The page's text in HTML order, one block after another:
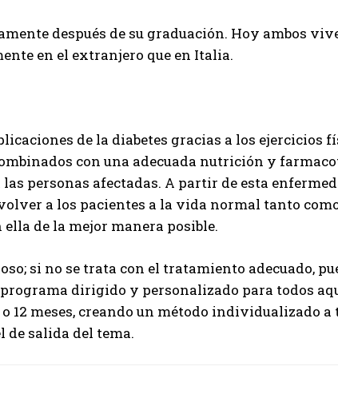
después de su graduación. Hoy ambos
en el extranjero que en Italia.
de la diabetes gracias a los ejercicios
con una adecuada nutrición y
personas afectadas. A partir de esta
a los pacientes a la vida normal tanto
de la mejor manera posible.
si no se trata con el tratamiento adecuado,
dirigido y personalizado para todos
12 meses, creando un método individualizado a
de salida del tema.